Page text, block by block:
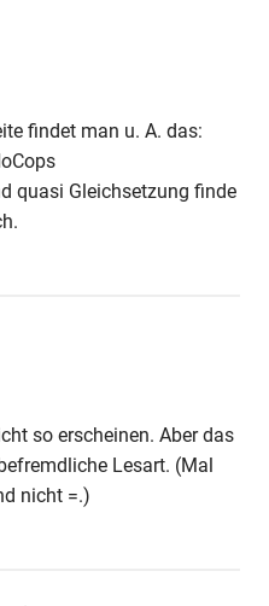
findet man u. A. das:
quasi Gleichsetzung finde
so erscheinen. Aber das
Lesart. (Mal
nicht =.)